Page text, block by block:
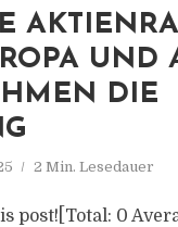
UND
DIE
2 Min. Lesedauer
post![Total: 0